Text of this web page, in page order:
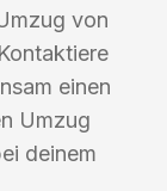
von
einen
Umzug
deinem